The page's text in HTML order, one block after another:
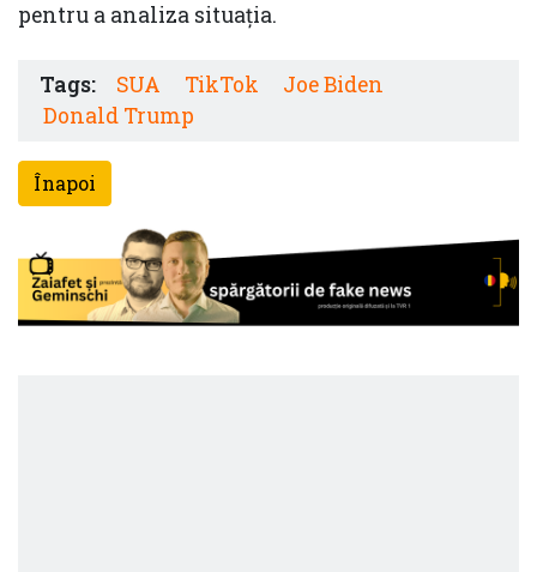
pentru a analiza situația.
Tags: SUA TikTok
Joe Biden
Donald Trump
Înapoi